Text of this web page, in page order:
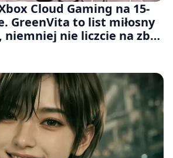
Cloud Gaming na 15-
GreenVita to list miłosny
niemniej nie liczcie na zbyt